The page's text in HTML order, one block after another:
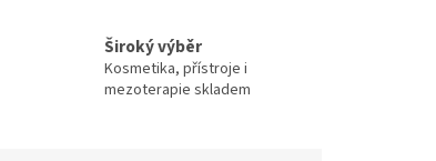
Široký výběr
Kosmetika, přístroje i
mezoterapie skladem